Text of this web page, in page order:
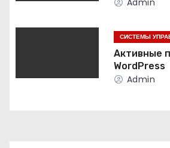
о
а
Admin
СИСТЕМЫ
Активные
WordPress
Admin